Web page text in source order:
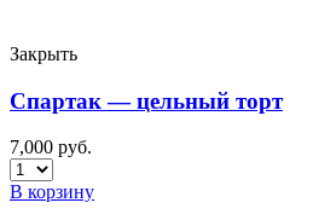
Закрыть
Спартак — цельный торт
7,000 руб.
В корзину